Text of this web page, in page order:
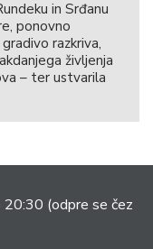
in Srđanu
ponovno
razkriva,
življenja
– ter ustvarila
20:30 (odpre se čez